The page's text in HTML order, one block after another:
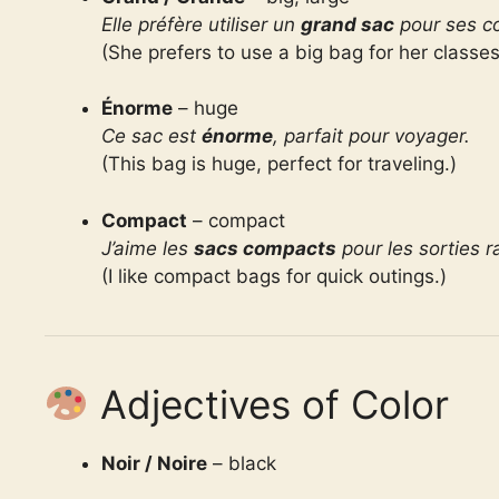
Elle préfère utiliser un grand sac pour ses
(She prefers to use a big bag for her
Énorme – huge
Ce sac est énorme, parfait pour voyager.
(This bag is huge, perfect for traveling.)
Compact – compact
J’aime les sacs compacts pour les sorties
(I like compact bags for quick outings.)
Adjectives of Color
Noir / Noire – black